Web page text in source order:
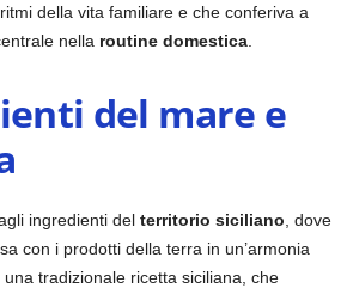
della vita familiare e che conferiva a
nella routine domestica
del mare e
ingredienti del territorio siciliano , dove
con i prodotti della terra in un’armonia
tradizionale ricetta siciliana, che